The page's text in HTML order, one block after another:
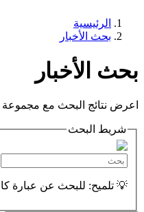
الرئيسية
بحث الأخبار
بحث الأخبار
اعرض نتائج البحث مع مجموعة
شريط البحث
💡 تلميح: للبحث عن عبارة